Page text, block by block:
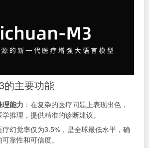
的主要功能
理能力 ：在复杂的医疗问题上表现出色，
推理，提供精准的诊断建议。
疗幻觉率仅为3.5%，是全球最低水平，确
靠性和可信度。